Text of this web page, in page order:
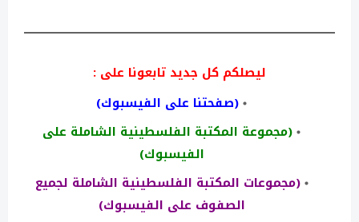
ليصلكم كل جديد تابعونا على :
(صفحتنا على الفيسبوك)
(مجموعة المكتبة الفلسطينية الشاملة على
الفيسبوك)
(مجموعات المكتبة الفلسطينية الشاملة لجميع
الصفوف على الفيسبوك)